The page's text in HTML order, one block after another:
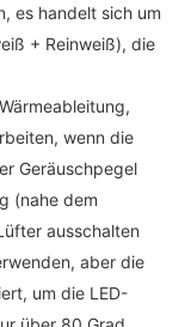
es handelt sich um
+ Reinweiß), die
wenn die
Geräuschpegel
(nahe dem
ausschalten
aber die
um die LED-